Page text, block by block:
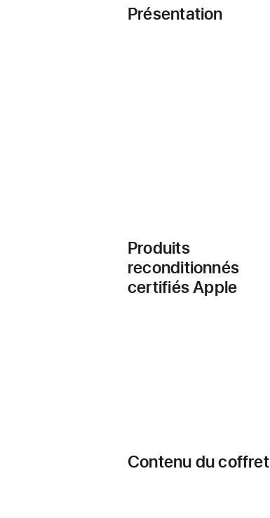
Présentation
Produits
reconditionnés
certifiés Apple
Contenu du coffret